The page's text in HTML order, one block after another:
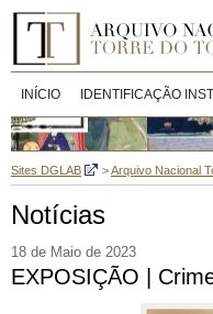
INÍCIO IDENTIFICAÇÃO
Sites DGLAB >Arquivo Nacional
Notícias
18 de Maio de 2023
EXPOSIÇÃO |